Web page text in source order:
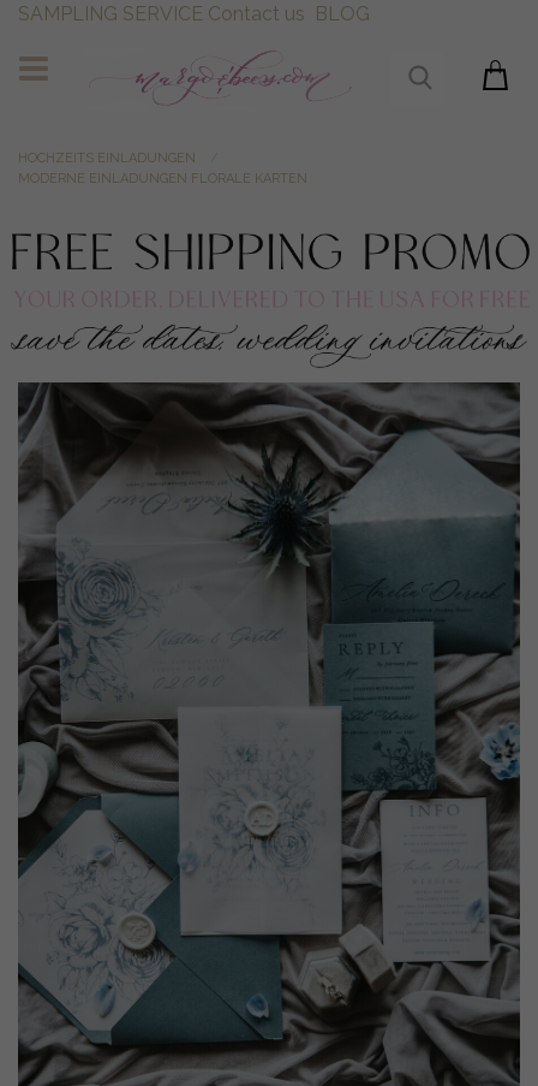
SAMPLING SERVICE Contact us BLOG
HOCHZEITS EINLADUNGEN
MODERNE EINLADUNGEN FLORALE KARTEN